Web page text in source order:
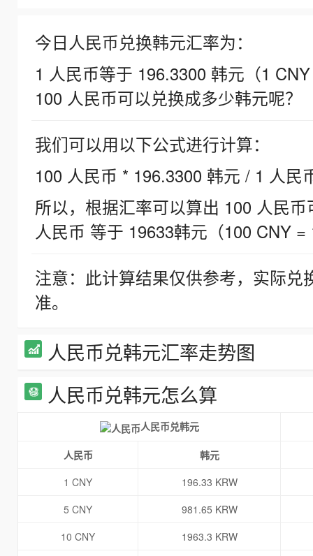
今日人民币兑换韩元汇率为：
1 人民币等于 196.3300 韩元（1
100 人民币可以兑换成多少韩元呢？
我们可以用以下公式进行计算：
100 人民币 * 196.3300 韩元 / 1 人民
所以，根据汇率可以算出 100 人民
人民币 等于 19633韩元（100 CNY =
注意：此计算结果仅供参考，实际
准。
人民币兑韩元汇率走势图
人民币兑韩元怎么算
人民币兑韩元
人民币
韩元
1 CNY
196.33 KRW
5 CNY
981.65 KRW
10 CNY
1963.3 KRW